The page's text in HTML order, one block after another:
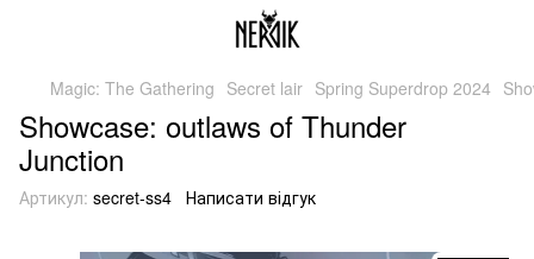
Magic: The Gathering Secret lair Spring Superdrop 2024
Showcase: outlaws of Thunder
Junction
Артикул: secret-ss4 Написати відгук